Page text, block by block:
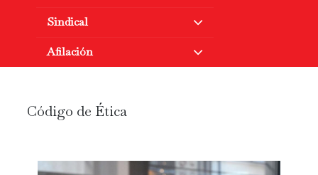
Sindical
Afilación
Código de Ética